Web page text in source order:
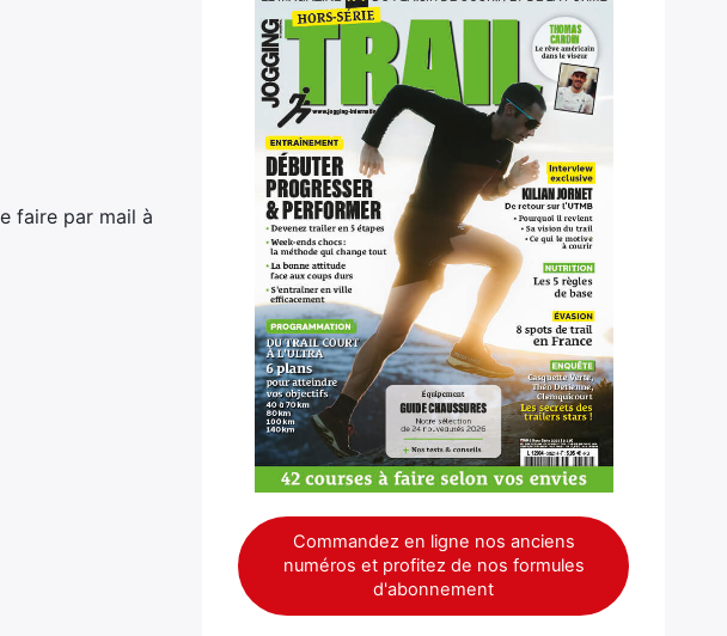
faire par mail à
Commandez en ligne nos anciens
numéros et profitez de nos formules
d'abonnement